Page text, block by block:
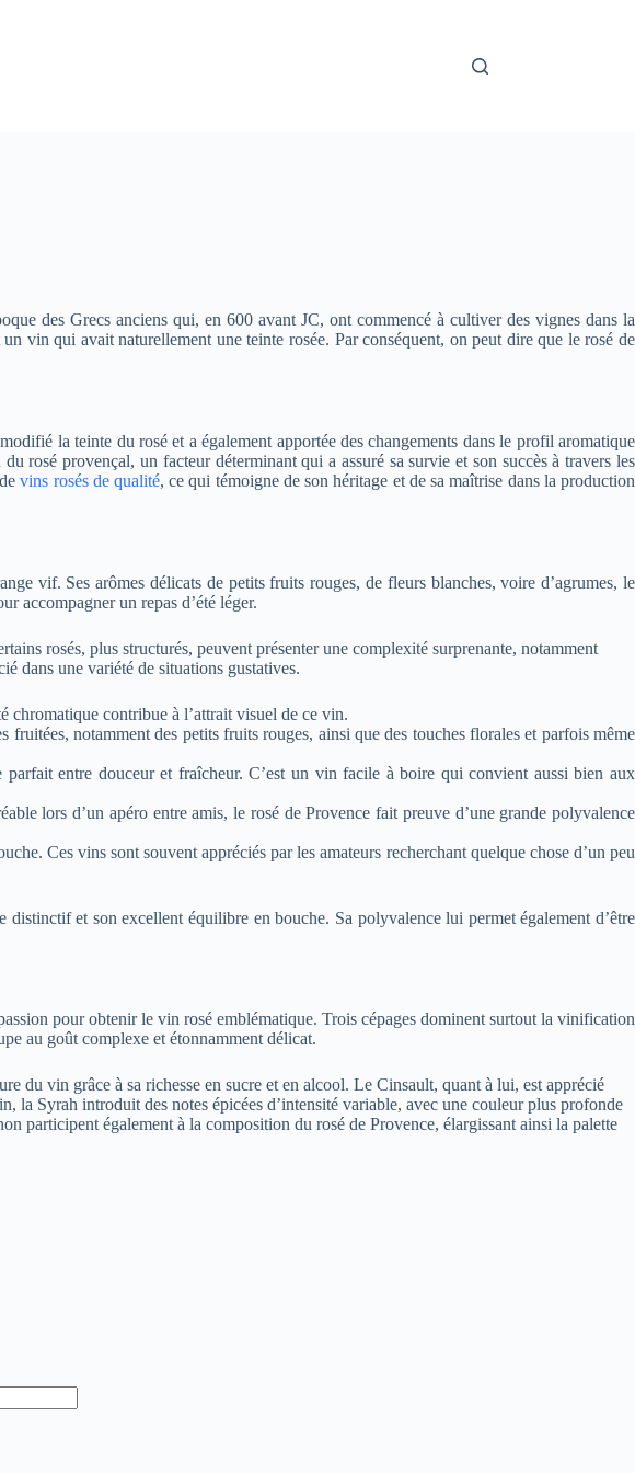
des Grecs anciens qui, en 600 avant JC, ont commencé à cultiver des vignes dans la
vin qui avait naturellement une teinte rosée. Par conséquent, on peut dire que le rosé de
la teinte du rosé et a également apportée des changements dans le profil aromatique
rosé provençal, un facteur déterminant qui a assuré sa survie et son succès à travers les
vins rosés de qualité, ce qui témoigne de son héritage et de sa maîtrise dans la production
vif. Ses arômes délicats de petits fruits rouges, de fleurs blanches, voire d’agrumes, le
accompagner un repas d’été léger.
rosés, plus structurés, peuvent présenter une complexité surprenante, notamment
dans une variété de situations gustatives.
chromatique contribue à l’attrait visuel de ce vin.
notamment des petits fruits rouges, ainsi que des touches florales et parfois même
entre douceur et fraîcheur. C’est un vin facile à boire qui convient aussi bien aux
lors d’un apéro entre amis, le rosé de Provence fait preuve d’une grande polyvalence
Ces vins sont souvent appréciés par les amateurs recherchant quelque chose d’un peu
et son excellent équilibre en bouche. Sa polyvalence lui permet également d’être
pour obtenir le vin rosé emblématique. Trois cépages dominent surtout la vinification
au goût complexe et étonnamment délicat.
du vin grâce à sa richesse en sucre et en alcool. Le Cinsault, quant à lui, est apprécié
la Syrah introduit des notes épicées d’intensité variable, avec une couleur plus profonde
participent également à la composition du rosé de Provence, élargissant ainsi la palette